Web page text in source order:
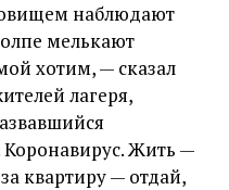
наблюдают
мелькают
хотим, — сказал
лагеря,
Жить —
квартиру — отдай,